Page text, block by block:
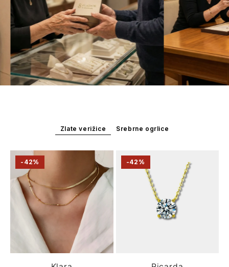
Zlate verižice Srebrne ogrlice
-42% -42%